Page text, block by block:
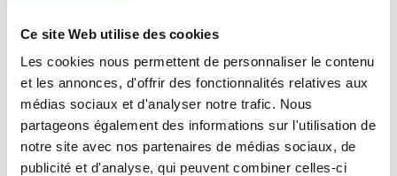
Ce site Web utilise des cookies
Les cookies nous permettent de personnaliser le contenu
et les annonces, d'offrir des fonctionnalités relatives aux
médias sociaux et d'analyser notre trafic. Nous
partageons également des informations sur l'utilisation de
notre site avec nos partenaires de médias sociaux, de
publicité et d'analyse, qui peuvent combiner celles-ci
candidat
Qualifications et diplômes :
Profil recherché :